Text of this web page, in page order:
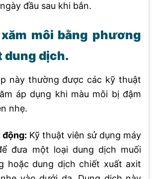
đầu sau khi bắn.
môi bằng phương
dung dịch.
này thường được các kỹ thuật
áp dụng khi màu môi bị đậm
nhẹ.
động: Kỹ thuật viên sử dụng máy
đưa một loại dung dịch muối
hoặc dung dịch chiết xuất axit